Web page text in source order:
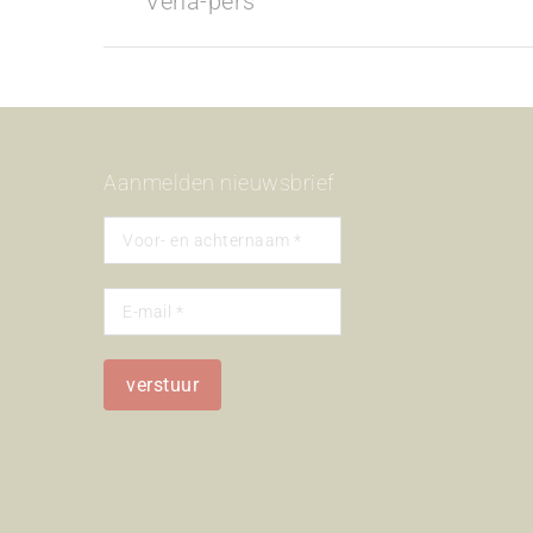
Aanmelden nieuwsbrief